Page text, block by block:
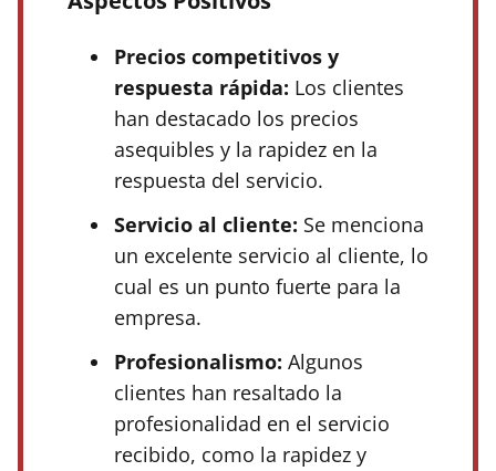
Precios competitivos y
respuesta rápida: Los clientes
han destacado los precios
asequibles y la rapidez en la
respuesta del servicio.
Servicio al cliente: Se menciona
un excelente servicio al cliente, lo
cual es un punto fuerte para la
empresa.
Profesionalismo: Algunos
clientes han resaltado la
profesionalidad en el servicio
recibido, como la rapidez y